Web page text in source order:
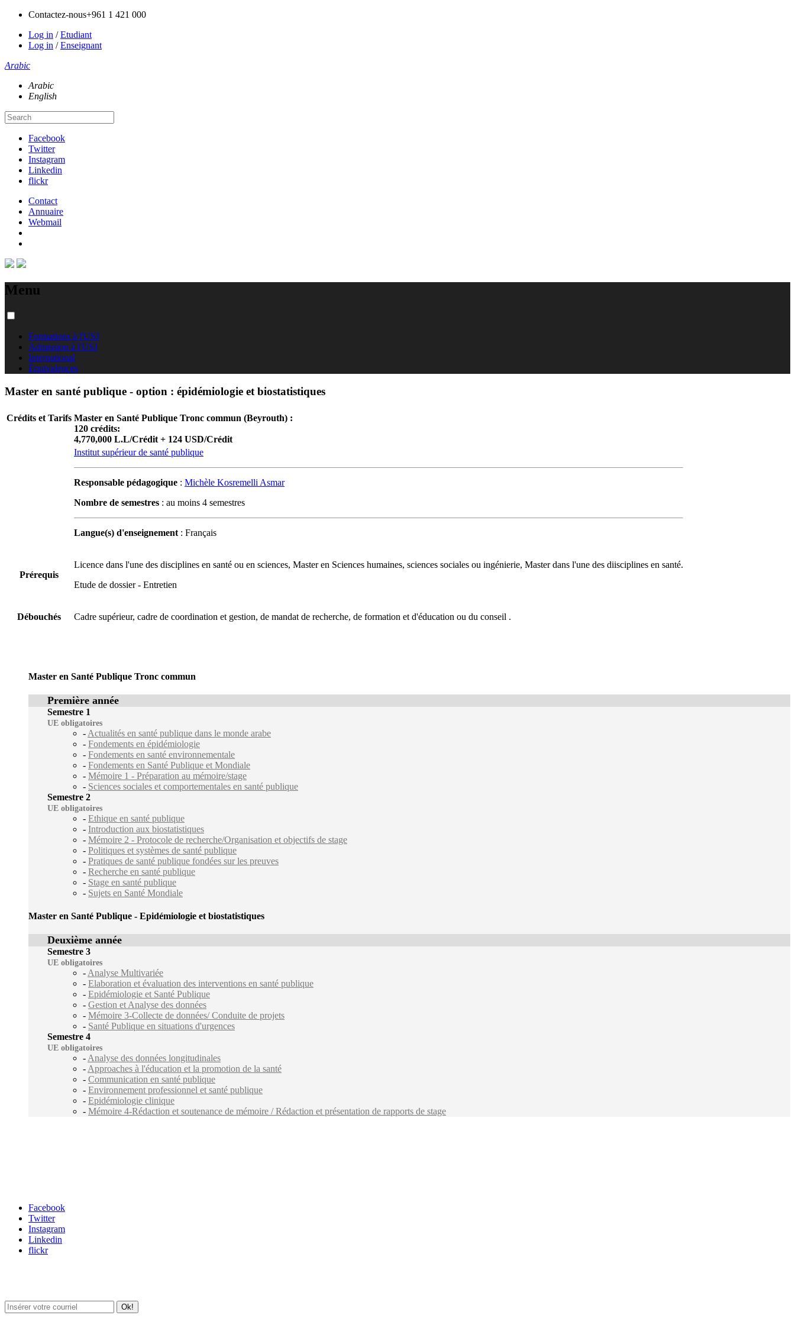
Contactez-nous+961 1 421 000
Log in /Etudiant
Log in /Enseignant
Arabic
Arabic
English
Facebook
Twitter
Instagram
Linkedin
flickr
Contact
Annuaire
Webmail
Menu
Formations à l'USJ
Admission à l'USJ
International
Équivalences
Master en santé publique - option : épidémiologie et biostatistiques
Crédits et Tarifs Master en Santé Publique Tronc commun (Beyrouth) :
120 crédits:
4,770,000 L.L/Crédit + 124 USD/Crédit
Institut supérieur de santé publique
Responsable pédagogique : Michèle Kosremelli Asmar
Nombre de semestres : au moins 4 semestres
Langue(s) d'enseignement : Français
Prérequis
Licence dans l'une des disciplines en santé ou en sciences, Master en Sciences humaines, sciences sociales ou ingénierie, Master dans l'une des diisciplines en santé.
Etude de dossier - Entretien
Débouchés Cadre supérieur, cadre de coordination et gestion, de mandat de recherche, de formation et d'éducation ou du conseil .
Master en Santé Publique Tronc commun
Première année
Semestre 1
UE obligatoires
- Actualités en santé publique dans le monde arabe
- Fondements en épidémiologie
- Fondements en santé environnementale
- Fondements en Santé Publique et Mondiale
- Mémoire 1 - Préparation au mémoire/stage
- Sciences sociales et comportementales en santé publique
Semestre 2
UE obligatoires
- Ethique en santé publique
- Introduction aux biostatistiques
- Mémoire 2 - Protocole de recherche/Organisation et objectifs de stage
- Politiques et systèmes de santé publique
- Pratiques de santé publique fondées sur les preuves
- Recherche en santé publique
- Stage en santé publique
- Sujets en Santé Mondiale
Master en Santé Publique - Epidémiologie et biostatistiques
Deuxième année
Semestre 3
UE obligatoires
- Analyse Multivariée
- Elaboration et évaluation des interventions en santé publique
- Epidémiologie et Santé Publique
- Gestion et Analyse des données
- Mémoire 3-Collecte de données/ Conduite de projets
- Santé Publique en situations d'urgences
Semestre 4
UE obligatoires
- Analyse des données longitudinales
- Approaches à l'éducation et la promotion de la santé
- Communication en santé publique
- Environnement professionnel et santé publique
- Epidémiologie clinique
- Mémoire 4-Rédaction et soutenance de mémoire / Rédaction et présentation de rapports de stage
Facebook
Twitter
Instagram
Linkedin
flickr